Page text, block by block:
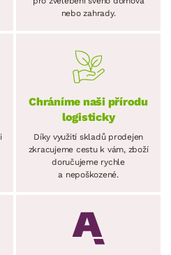
nebo zahrady.
Chráníme naši přírodu
logisticky
Díky využití skladů prodejen
zkracujeme cestu k vám, zboží
doručujeme rychle
a nepoškozené.